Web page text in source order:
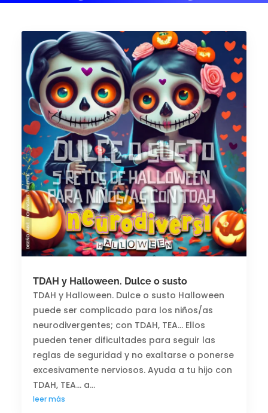
TDAH y Halloween. Dulce o susto
TDAH y Halloween. Dulce o susto Halloween
puede ser complicado para los niños/as
neurodivergentes; con TDAH, TEA... Ellos
pueden tener dificultades para seguir las
reglas de seguridad y no exaltarse o ponerse
excesivamente nerviosos. Ayuda a tu hijo con
TDAH, TEA... a...
leer más